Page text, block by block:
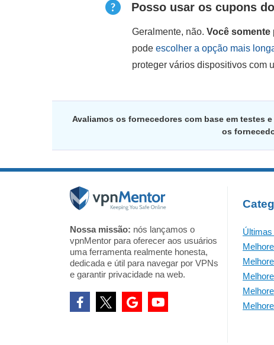
Posso usar os cupons
Geralmente, não. Você somente
pode escolher a opção mais
proteger vários dispositivos com
Avaliamos os fornecedores com base em testes
os
Nossa missão: nós lançamos o
vpnMentor para oferecer aos usuários
uma ferramenta realmente honesta,
dedicada e útil para navegar por VPNs
e garantir privacidade na web.